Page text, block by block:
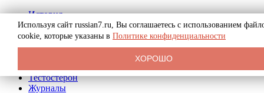
История
Биография
Криминал
Реклама на сайте
Тестостерон
Журналы
Используя сайт russian7.ru, Вы соглашаетесь с использованием
cookie, которые указаны в Политике конфиденциальности
ХОРОШО